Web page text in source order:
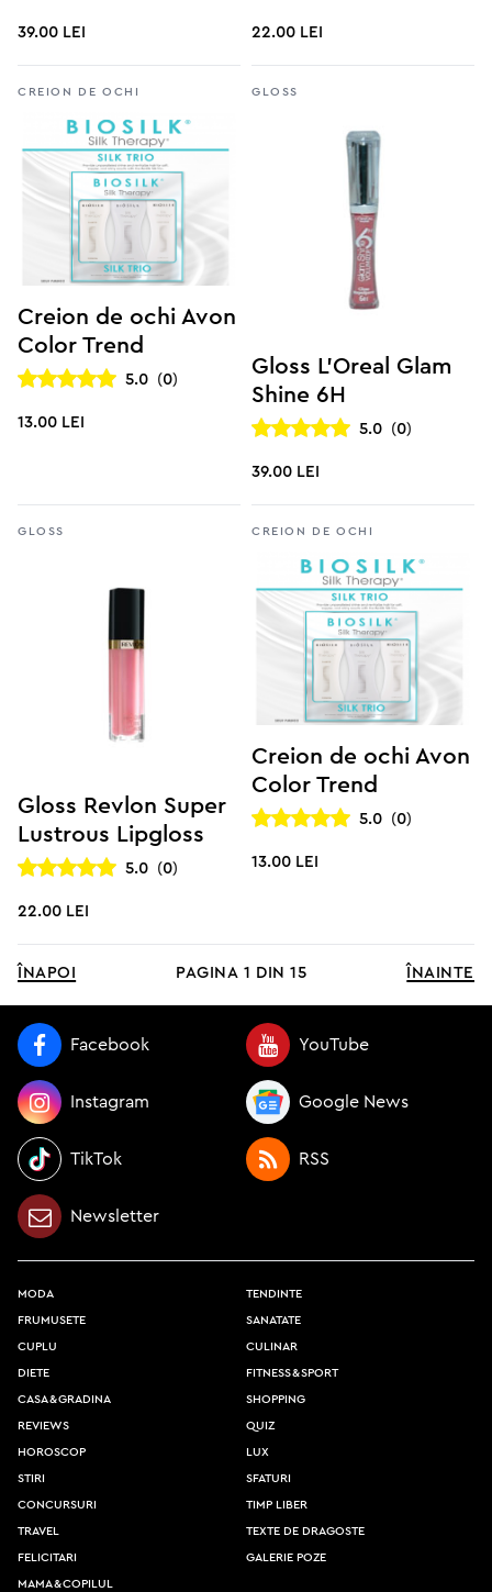
39.00 lei
22.00 lei
Creion de ochi
Creion de ochi Avon
Color Trend
5.0 (0)
13.00 lei
Gloss
Gloss L’Oreal Glam
Shine 6H
5.0 (0)
39.00 lei
Gloss
Gloss Revlon Super
Lustrous Lipgloss
5.0 (0)
22.00 lei
Creion de ochi
Creion de ochi Avon
Color Trend
5.0 (0)
13.00 lei
înapoi pagina 1 din15 înainte
Facebook YouTube
Instagram Google News
TikTok RSS
Newsletter
moda
tendinte
frumusete
sanatate
cuplu
culinar
diete
fitness & sport
casa & gradina
shopping
reviews
quiz
horoscop
lux
stiri
sfaturi
concursuri
timp liber
travel
texte de dragoste
felicitari
galerie poze
mama & copilul